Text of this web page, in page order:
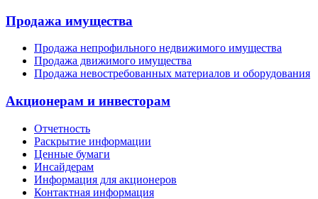
Продажа имущества
Продажа непрофильного недвижимого имущества
Продажа движимого имущества
Продажа невостребованных материалов и оборудования
Акционерам и инвесторам
Отчетность
Раскрытие информации
Ценные бумаги
Инсайдерам
Информация для акционеров
Контактная информация